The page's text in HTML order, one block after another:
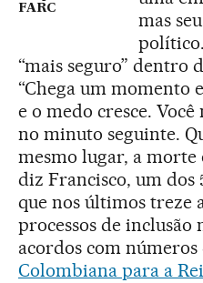
FARC
mas
“mais seguro” dentro
“Chega um momento
e o medo cresce. Você
no minuto seguinte.
mesmo lugar, a morte
diz Francisco, um dos
que nos últimos treze
processos de inclusão
acordos com números
Colombiana para a